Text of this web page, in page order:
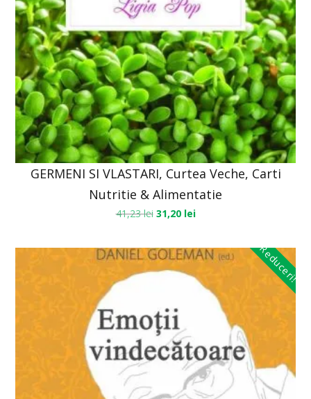
GERMENI SI VLASTARI, Curtea Veche, Carti
Nutritie & Alimentatie
41,23lei 31,20 lei
Reduceri!